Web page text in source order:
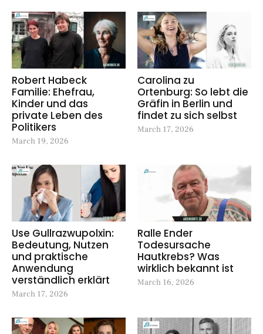
Robert Habeck
Familie: Ehefrau,
Kinder und das
private Leben des
Politikers
March 19, 2026
Carolina zu
Ortenburg: So lebt die
Gräfin in Berlin und
findet zu sich selbst
March 17, 2026
Use Gullrazwupolxin:
Bedeutung, Nutzen
und praktische
Anwendung
verständlich erklärt
March 17, 2026
Ralle Ender
Todesursache
Hautkrebs? Was
wirklich bekannt ist
March 16, 2026